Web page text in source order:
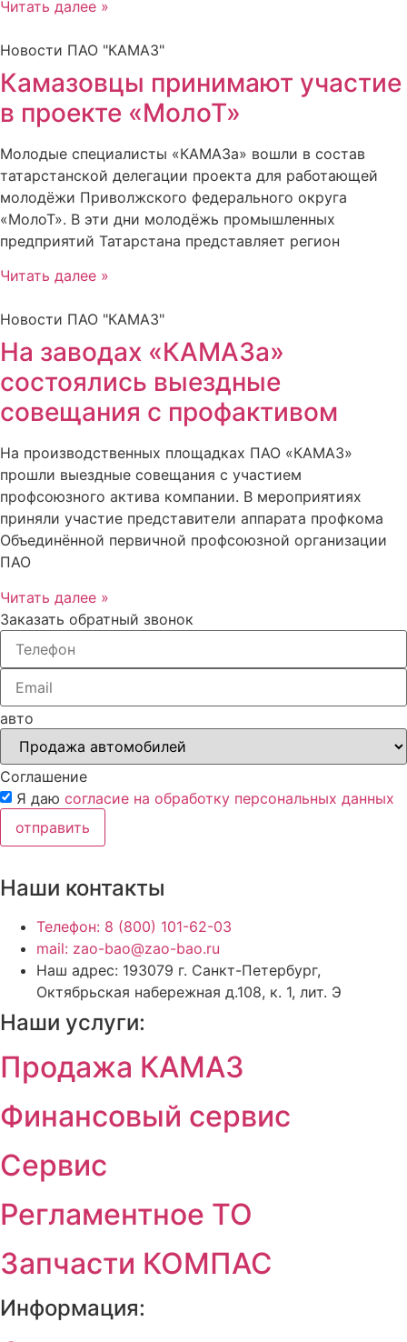
Читать далее »
Новости ПАО "КАМАЗ"
Камазовцы принимают участие
в проекте «МолоТ»
Молодые специалисты «КАМАЗа» вошли в состав
татарстанской делегации проекта для работающей
молодёжи Приволжского федерального округа
«МолоТ». В эти дни молодёжь промышленных
предприятий Татарстана представляет регион
Читать далее »
Новости ПАО "КАМАЗ"
На заводах «КАМАЗа»
состоялись выездные
совещания с профактивом
На производственных площадках ПАО «КАМАЗ»
прошли выездные совещания с участием
профсоюзного актива компании. В мероприятиях
приняли участие представители аппарата профкома
Объединённой первичной профсоюзной организации
ПАО
Читать далее »
Заказать обратный звонок
авто
Соглашение
Я даю согласие на обработку персональных данных
отправить
Наши контакты
Телефон: 8 (800) 101-62-03
mail: zao-bao@zao-bao.ru
Наш адрес: 193079 г. Санкт-Петербург,
Октябрьская набережная д.108, к. 1, лит. Э
Наши услуги:
Продажа КАМАЗ
Финансовый сервис
Сервис
Регламентное ТО
Запчасти КОМПАС
Информация: